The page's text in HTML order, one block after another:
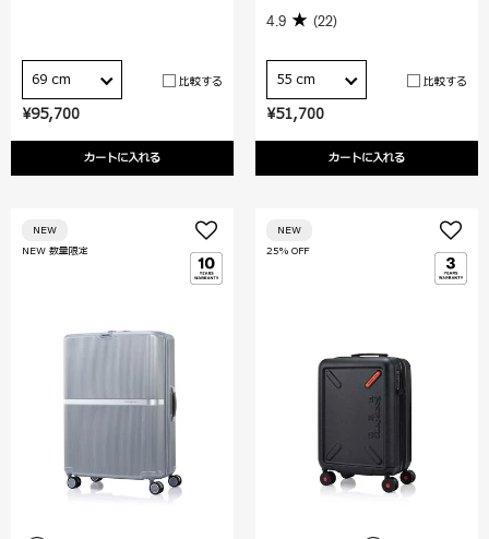
¥95,700
カートに入れる
69 cm 比較する
¥51,700
カートに入れる
4.9 (22)
55 cm 比較する
NEW 数量限定
NEW
25% OFF
NEW